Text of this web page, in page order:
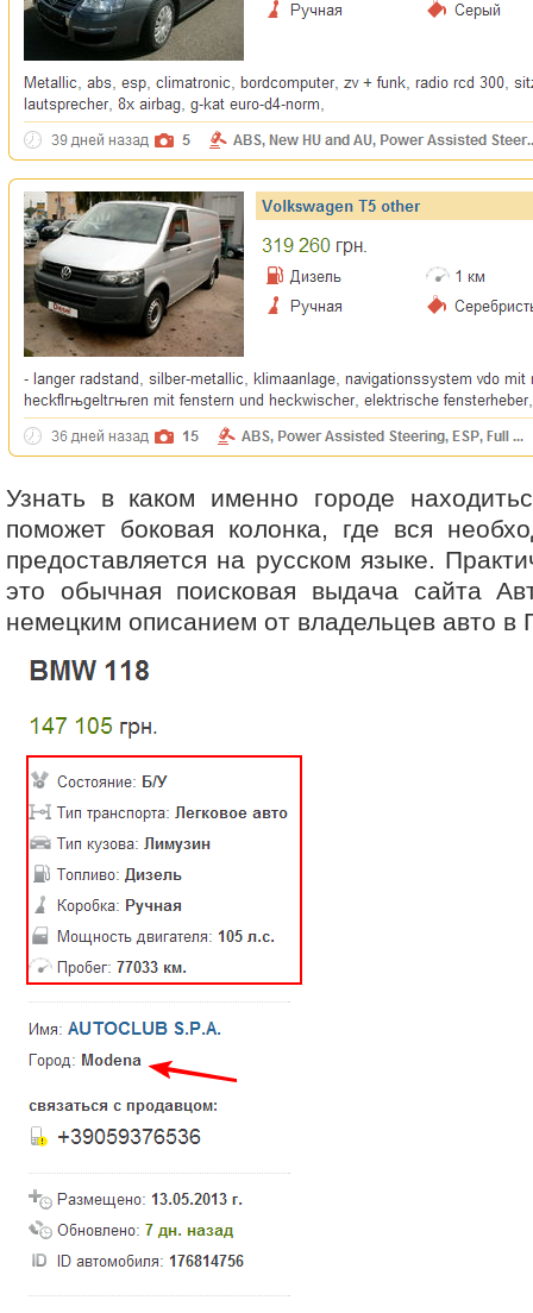
Узнать в каком именно городе
поможет боковая колонка, где вся
предоставляется на русском языке.
это обычная поисковая выдача сайта
немецким описанием от владельцев авто в